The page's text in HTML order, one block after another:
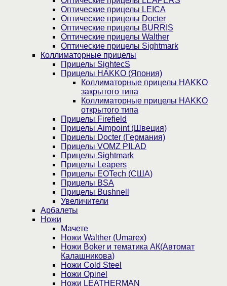
Оптические прицелы LEICA
Оптические прицелы Docter
Оптические прицелы BURRIS
Оптические прицелы Walther
Оптические прицелы Sightmark
Коллиматорные прицелы
Прицелы SightecS
Прицелы HAKKO (Япония)
Коллиматорные прицелы HAKKO
закрытого типа
Коллиматорные прицелы HAKKO
открытого типа
Прицелы Firefield
Прицелы Aimpoint (Швеция)
Прицелы Docter (Германия)
Прицелы VOMZ PILAD
Прицелы Sightmark
Прицелы Leapers
Прицелы EOTech (США)
Прицелы BSA
Прицелы Bushnell
Увеличители
Арбалеты
Ножи
Мачете
Ножи Walther (Umarex)
Ножи Boker и тематика АК(Автомат
Калашникова)
Ножи Cold Steel
Ножи Opinel
Ножи LEATHERMAN